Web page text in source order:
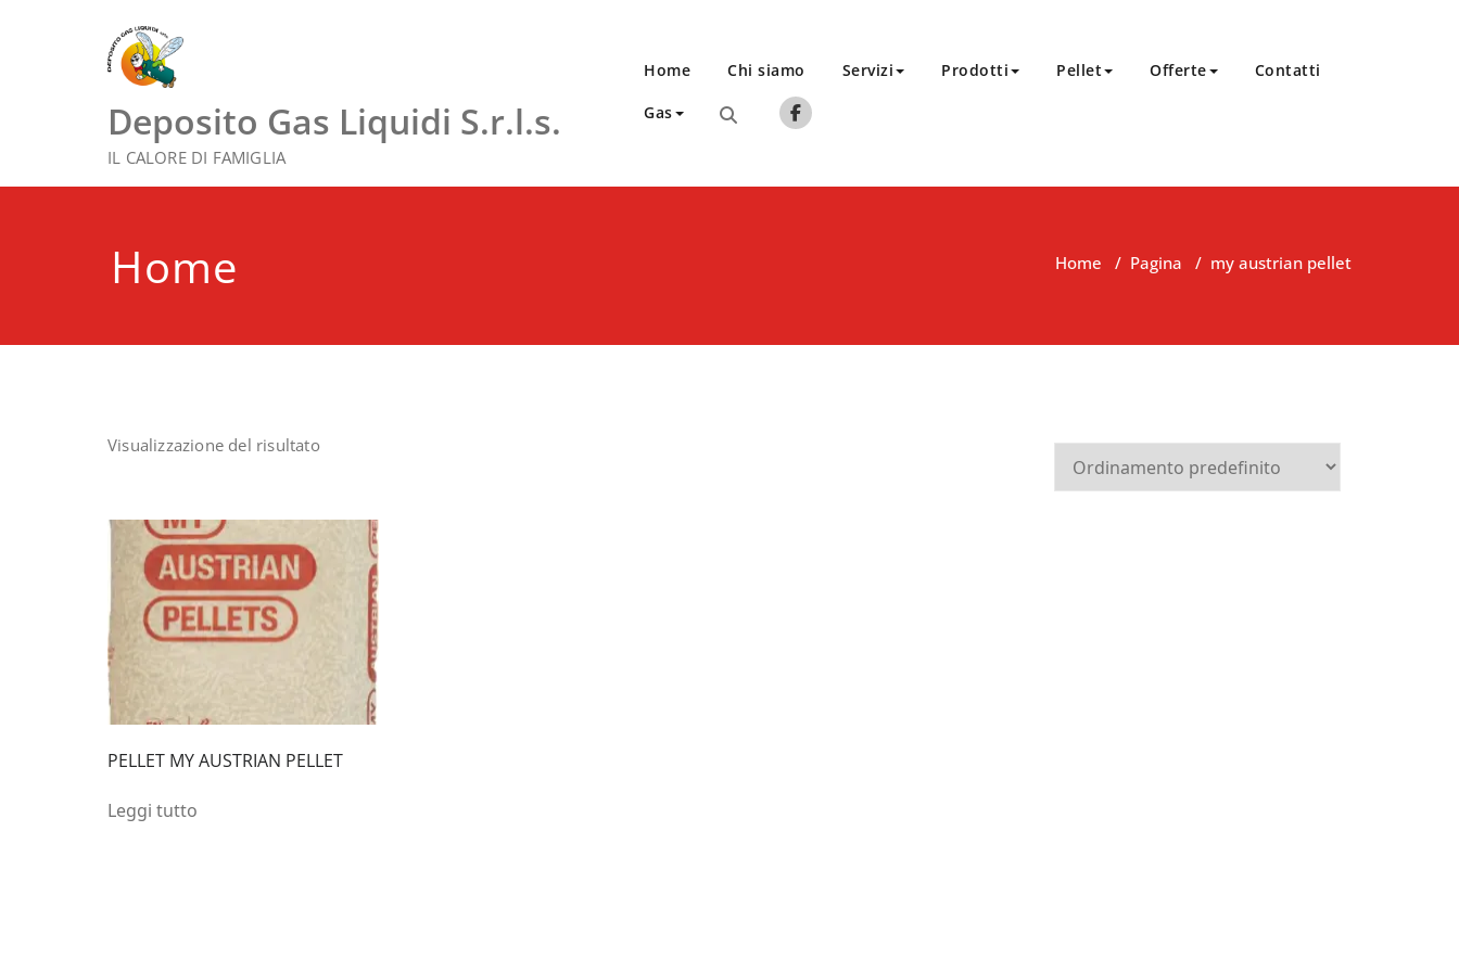
Deposito Gas Liquidi S.r.l.s.
IL CALORE DI FAMIGLIA
Home Chi siamo Servizi Prodotti Pellet Offerte Contatti
Gas
Home Home / Pagina / my austrian pellet
Visualizzazione del risultato
PELLET MY AUSTRIAN PELLET
Leggi tutto